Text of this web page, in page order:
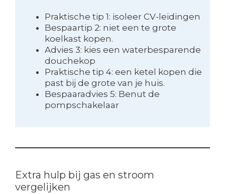
Praktische tip 1: isoleer CV-leidingen
Bespaartip 2: niet een te grote
koelkast kopen.
Advies 3: kies een waterbesparende
douchekop
Praktische tip 4: een ketel kopen die
past bij de grote van je huis.
Bespaaradvies 5: Benut de
pompschakelaar
Extra hulp bij gas en stroom
vergelijken